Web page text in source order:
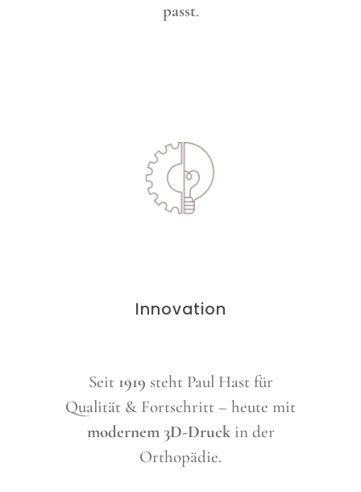
passt.
Innovation
Seit 1919 steht Paul Hast für
Qualität & Fortschritt – heute mit
modernem 3D-Druckin der
Orthopädie.